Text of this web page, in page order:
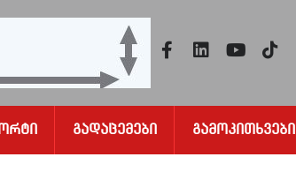
Გადაცემები Გამოკითხვები